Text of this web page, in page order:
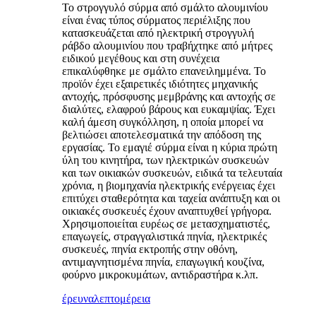
Το στρογγυλό σύρμα από σμάλτο αλουμινίου
είναι ένας τύπος σύρματος περιέλιξης που
κατασκευάζεται από ηλεκτρική στρογγυλή
ράβδο αλουμινίου που τραβήχτηκε από μήτρες
ειδικού μεγέθους και στη συνέχεια
επικαλύφθηκε με σμάλτο επανειλημμένα. Το
προϊόν έχει εξαιρετικές ιδιότητες μηχανικής
αντοχής, πρόσφυσης μεμβράνης και αντοχής σε
διαλύτες, ελαφρού βάρους και ευκαμψίας. Έχει
καλή άμεση συγκόλληση, η οποία μπορεί να
βελτιώσει αποτελεσματικά την απόδοση της
εργασίας. Το εμαγιέ σύρμα είναι η κύρια πρώτη
ύλη του κινητήρα, των ηλεκτρικών συσκευών
και των οικιακών συσκευών, ειδικά τα τελευταία
χρόνια, η βιομηχανία ηλεκτρικής ενέργειας έχει
επιτύχει σταθερότητα και ταχεία ανάπτυξη και οι
οικιακές συσκευές έχουν αναπτυχθεί γρήγορα.
Χρησιμοποιείται ευρέως σε μετασχηματιστές,
επαγωγείς, στραγγαλιστικά πηνία, ηλεκτρικές
συσκευές, πηνία εκτροπής στην οθόνη,
αντιμαγνητισμένα πηνία, επαγωγική κουζίνα,
φούρνο μικροκυμάτων, αντιδραστήρα κ.λπ.
έρευναλεπτομέρεια